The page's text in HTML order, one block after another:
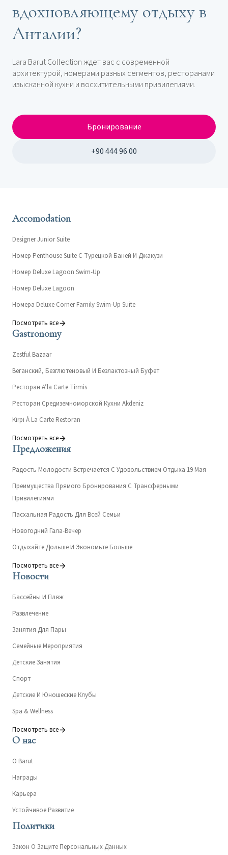
вдохновляющему отдыху в
Анталии?
Lara Barut Collection ждет вас с современной
архитектурой, номерами разных сегментов, ресторанами
изысканной кухни и восхитительными привилегиями.
Бронирование
+90 444 96 00
Accomodation
Designer Junior Suite
Номер Penthouse Suite С Турецкой Баней И Джакузи
Номер Deluxe Lagoon Swim-Up
Номер Deluxe Lagoon
Номера Deluxe Corner Family Swim-Up Suite
Посмотреть все
Gastronomy
Zestful Bazaar
Веганский, Безглютеновый И Безлактозный Буфет
Ресторан A’la Carte Tirmis
Ресторан Средиземноморской Кухни Akdeniz
Kirpi À La Carte Restoran
Посмотреть все
Предложения
Радость Молодости Встречается С Удовольствием Отдыха 19 Мая
Преимущества Прямого Бронирования С Трансферными
Привилегиями
Пасхальная Радость Для Всей Семьи
Новогодний Гала-Вечер
Отдыхайте Дольше И Экономьте Больше
Посмотреть все
Новости
Бассейны И Пляж
Развлечение
Занятия Для Пары
Семейные Мероприятия
Детские Занятия
Спорт
Детские И Юношеские Клубы
Spa & Wellness
Посмотреть все
О нас
О Barut
Награды
Карьера
Устойчивое Развитие
Политики
Закон О Защите Персональных Данных